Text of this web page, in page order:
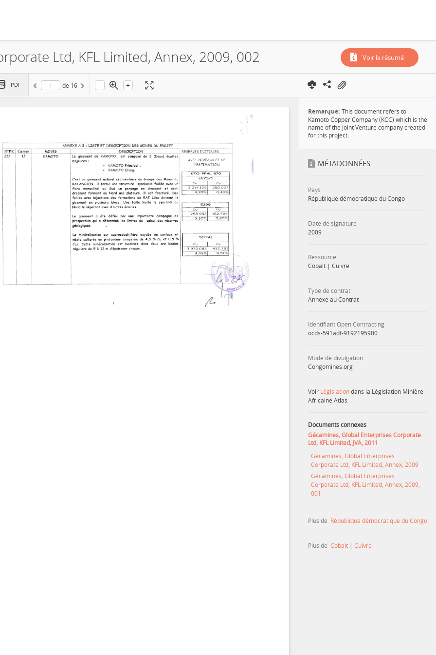
Ltd, KFL Limited, Annex, 2009, 002 Voir le résumé
PDF de 16 - +
Remarque: This document refers to
Kamoto Copper Company (KCC) which is the
name of the Joint Venture company created
for this project.
MÉTADONNÉES
Pays
République démocratique du Congo
Date de signature
2009
Ressource
Cobalt | Cuivre
Type de contrat
Annexe au Contrat
Identifiant Open Contracting
ocds-591adf-9192195900
Mode de divulgation
Congomines.org
Voir Législation dans la Législation Minière
Africaine Atlas
Documents connexes
Gécamines, Global Enterprises Corporate
Ltd, KFL Limited, JVA, 2011
Gécamines, Global Enterprises
Corporate Ltd, KFL Limited, Annex, 2009
Gécamines, Global Enterprises
Corporate Ltd, KFL Limited, Annex, 2009,
001
Plus de République démocratique du Congo
Plus de Cobalt | Cuivre